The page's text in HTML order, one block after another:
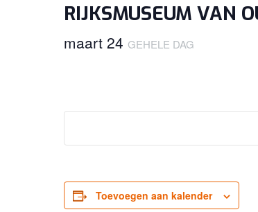
RIJKSMUSEUM VAN
maart 24 GEHELE DAG
Toevoegen aan kalender